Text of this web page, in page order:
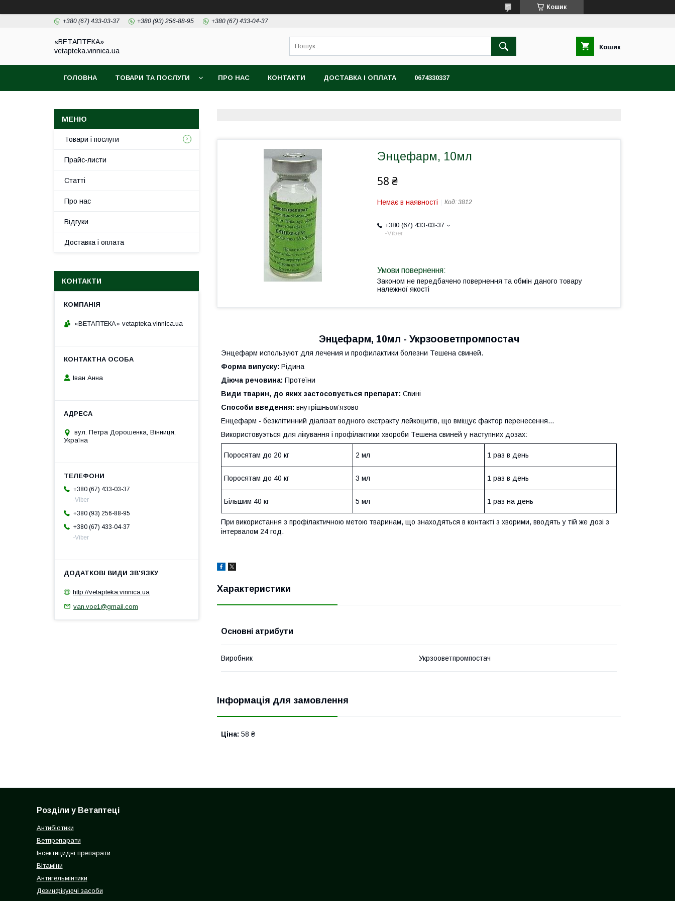
Кошик
+380 (67) 433-03-37 +380 (93) 256-88-95 +380 (67) 433-04-37
«ВЕТАПТЕКА»
vetapteka.vinnica.ua
Кошик
ГОЛОВНА ТОВАРИ ТА ПОСЛУГИ ПРО НАС КОНТАКТИ ДОСТАВКА І ОПЛАТА 0674330337
Энцефарм, 10мл
58 ₴
Немає в наявності Код: 3812
+380 (67) 433-03-37
-Viber
Законом не передбачено повернення та обмін даного товару
належної якості
Энцефарм, 10мл - Укрзооветпромпостач
Энцефарм используют для лечения и профилактики болезни Тешена свиней.
Форма випуску: Рідина
Діюча речовина: Протеїни
Види тварин, до яких застосовується препарат: Свині
Способи введення: внутрішньом’язово
Енцефарм - безклітинний діалізат водного екстракту лейкоцитів, що вміщує фактор перенесення…
Використовуэться для лікування і профілактики хвороби Тешена свиней у наступних дозах:
Поросятам до 20 кг 2 мл 1 раз в день
Поросятам до 40 кг 3 мл 1 раз в день
Більшим 40 кг 5 мл 1 раз на день
При використання з профілактичною метою тваринам, що знаходяться в контакті з хворими, вводять у тій же дозі з
інтервалом 24 год.
Характеристики
Основні атрибути
Виробник Укрзооветпромпостач
Інформація для замовлення
Ціна: 58 ₴
Товари і послуги
Прайс-листи
Статті
Про нас
Відгуки
Доставка і оплата
КОНТАКТИ
«ВЕТАПТЕКА» vetapteka.vinnica.ua
Іван Анна
вул. Петра Дорошенка, Вінниця,
Україна
+380 (67) 433-03-37
-Viber
+380 (93) 256-88-95
+380 (67) 433-04-37
-Viber
http://vetapteka.vinnica.ua
van.voe1@gmail.com
Розділи у Ветаптеці
Антибіотики
Ветпрепарати
Інсектицидні препарати
Вітаміни
Антигельмінтики
Дезинфікуючі засоби